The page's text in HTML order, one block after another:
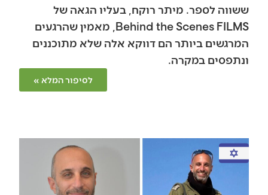
ששווה לספר. מיתר רוקח, בעליו הגאה של
Behind the Scenes FILMS, מאמין שהרגעים
המרגשים ביותר הם דווקא אלה שלא מתוכננים
ונתפסים במקרה.
לסיפור המלא »